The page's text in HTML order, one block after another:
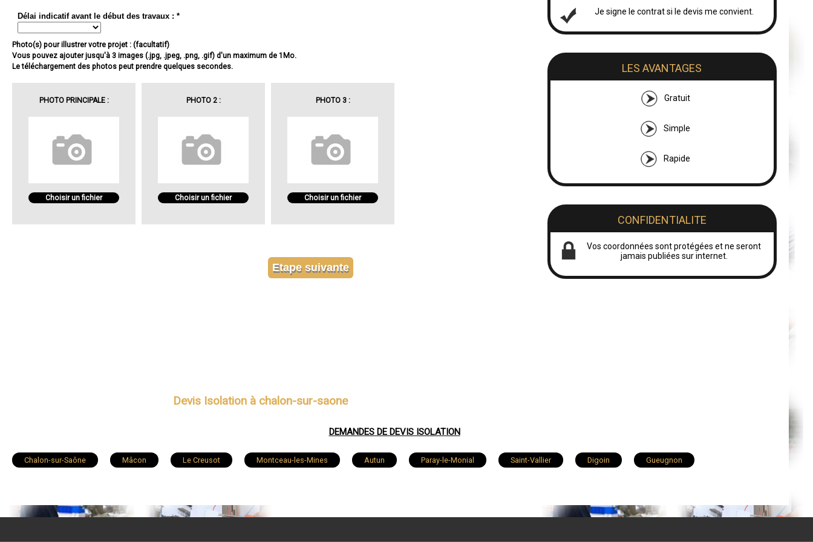
Je signe le contrat si le devis me convient.
LES AVANTAGES
Gratuit
Simple
Rapide
CONFIDENTIALITE
Vos coordonnées sont protégées et ne seront
jamais publiées sur internet.
Délai indicatif avant le début des travaux : *
Photo(s) pour illustrer votre projet : (facultatif)
Vous pouvez ajouter jusqu'à 3 images (.jpg, .jpeg, .png, .gif) d'un maximum de 1Mo.
Le téléchargement des photos peut prendre quelques secondes.
PHOTO PRINCIPALE :
Choisir un fichier
PHOTO 2 :
Choisir un fichier
PHOTO 3 :
Choisir un fichier
Devis Isolation à chalon-sur-saone
DEMANDES DE DEVIS ISOLATION
Chalon-sur-Saône Mâcon Le Creusot Montceau-les-Mines Autun Paray-le-Monial Saint-Vallier Digoin Gueugnon
Bourbon-Lancy Cluny Sanvignes-les-Mines La Chapelle-de-Guinchay Torcy Sennecey-le-Grand